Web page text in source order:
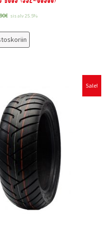
€ sis alv 25.5%
Sale!